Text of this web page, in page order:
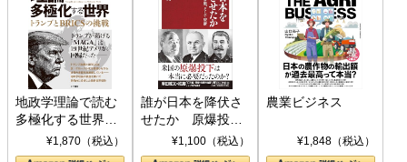
地政学理論で読む
多極化する世界：
トランプとBRICS
の挑戦
¥1,870（税込）
誰が日本を降伏さ
せたか 原爆投
下、ソ連参戦、そ
して聖断 (PHP新
¥1,100（税込）
農業ビジネス
¥1,848（税込）